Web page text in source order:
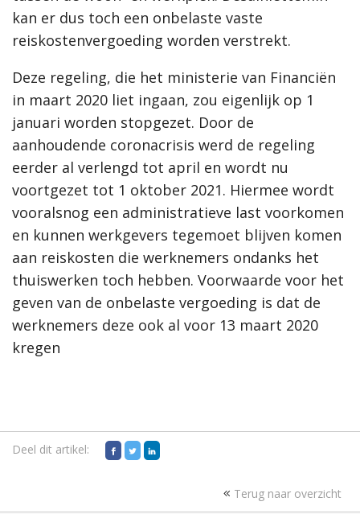
kan er dus toch een onbelaste vaste
reiskostenvergoeding worden verstrekt.
Deze regeling, die het ministerie van Financiën
in maart 2020 liet ingaan, zou eigenlijk op 1
januari worden stopgezet. Door de
aanhoudende coronacrisis werd de regeling
eerder al verlengd tot april en wordt nu
voortgezet tot 1 oktober 2021. Hiermee wordt
vooralsnog een administratieve last voorkomen
en kunnen werkgevers tegemoet blijven komen
aan reiskosten die werknemers ondanks het
thuiswerken toch hebben. Voorwaarde voor het
geven van de onbelaste vergoeding is dat de
werknemers deze ook al voor 13 maart 2020
kregen
Deel dit artikel:
Terug naar overzicht